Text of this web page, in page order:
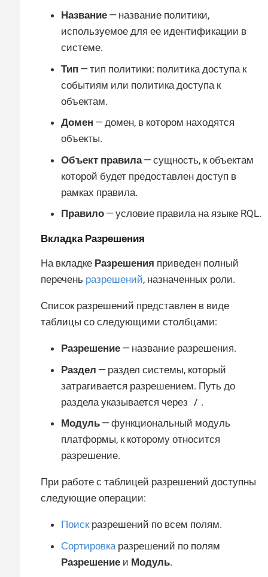
Название — название политики,
используемое для ее идентификации в
системе.
Тип — тип политики: политика доступа к
событиям или политика доступа к
объектам.
Домен — домен, в котором находятся
объекты.
Объект правила— сущность, к объектам
которой будет предоставлен доступ в
рамках правила.
Правило — условие правила на языке RQL.
Вкладка Разрешения
На вкладке Разрешения приведен полный
перечень разрешений, назначенных роли.
Список разрешений представлен в виде
таблицы со следующими столбцами:
Разрешение — название разрешения.
Раздел — раздел системы, который
затрагивается разрешением. Путь до
раздела указывается через / .
Модуль — функциональный модуль
платформы, к которому относится
разрешение.
При работе с таблицей разрешений доступны
следующие операции:
Поискразрешений по всем полям.
Сортировка разрешений по полям
Разрешение и Модуль.